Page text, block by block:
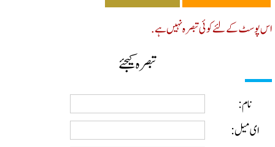
کے لئے کوئی تبصرہ نہیں ہے.
تبصرہ کیجئے
نام:
ای میل: